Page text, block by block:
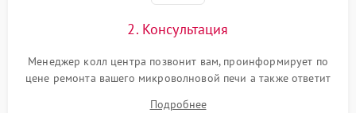
2. Консультация
Менеджер колл центра позвонит вам, проинформирует по
цене ремонта вашего микроволновой печи а также ответит
Подробнее